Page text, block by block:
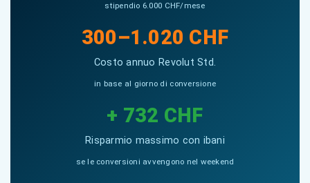
stipendio 6.000 CHF/mese
300–1.020 CHF
Costo annuo Revolut Std.
in base al giorno di conversione
+ 732 CHF
Risparmio massimo con ibani
se le conversioni avvengono nel weekend